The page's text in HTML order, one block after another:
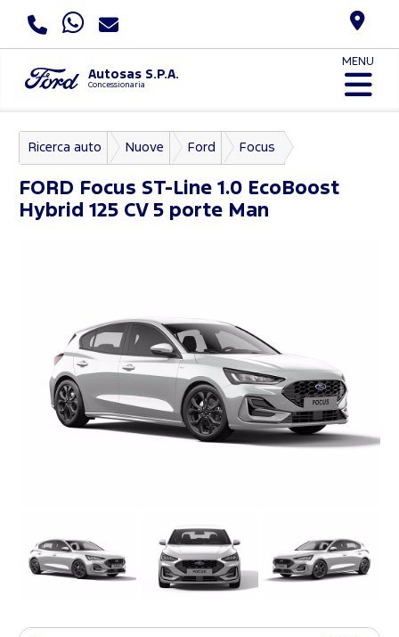
Autosas S.P.A.
Concessionaria
MENU
Ricerca auto Nuove Ford Focus
FORD Focus ST-Line 1.0 EcoBoost
Hybrid 125 CV 5 porte Man